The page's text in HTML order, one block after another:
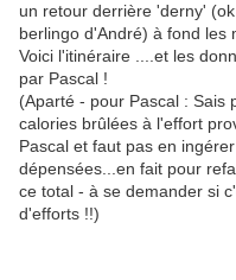
un retour derrière 'derny'
berlingo d'André) à fond les
Voici l'itinéraire ....et les
par Pascal !
(Aparté - pour Pascal : Sais
calories brûlées à l'effort
Pascal et faut pas en
dépensées...en fait pour
ce total - à se demander si
d'efforts !!)